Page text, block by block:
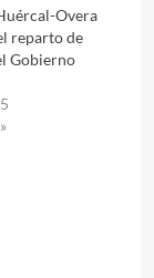
Overa
reparto de
Gobierno